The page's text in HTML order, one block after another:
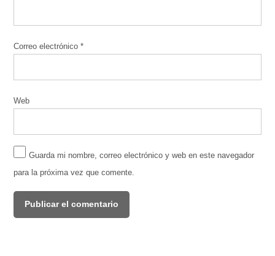
Correo electrónico*
Web
Guarda mi nombre, correo electrónico y web en este navegador
para la próxima vez que comente.